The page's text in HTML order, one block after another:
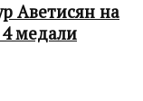
Аветисян на
медали